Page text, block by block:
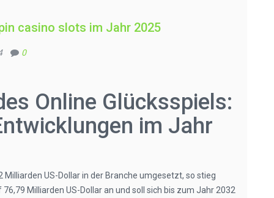
casino slots im Jahr 2025
0
Online Glücksspiels:
im Jahr
US-Dollar in der Branche umgesetzt, so stieg
Milliarden US-Dollar an und soll sich bis zum Jahr 2032